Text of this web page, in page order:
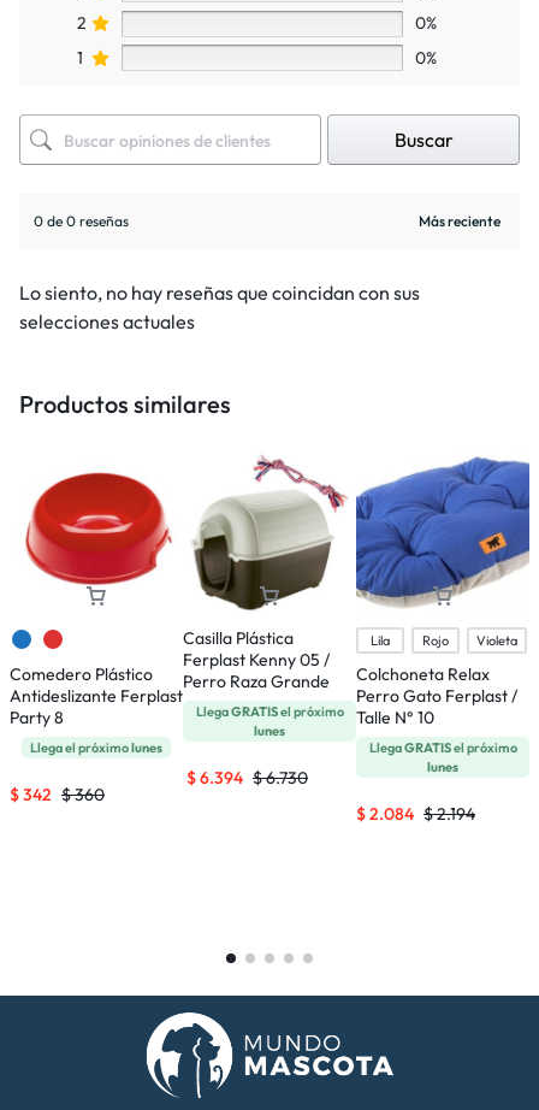
2
0%
1
0%
Buscar
0 de 0 reseñas
Lo siento, no hay reseñas que coincidan con sus
selecciones actuales
Productos similares
Comedero Plástico
Antideslizante Ferplast
Party 8
Llega el próximolunes
$360
$342
Casilla Plástica
Ferplast Kenny 05 /
Perro Raza Grande
LlegaGRATISel próximo
lunes
$6.730
$6.394
Lila Rojo Violeta
Colchoneta Relax
Perro Gato Ferplast /
Talle N° 10
LlegaGRATISel próximo
lunes
$2.194
$2.084